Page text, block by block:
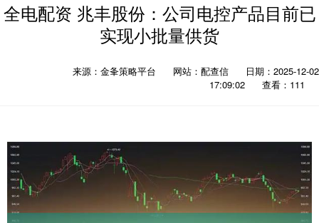
全电配资 兆丰股份：公司电控产品目前已
实现小批量供货
来源：金夆策略平台 网站：配查信
日期：2025-12-02
17:09:02
查看：111